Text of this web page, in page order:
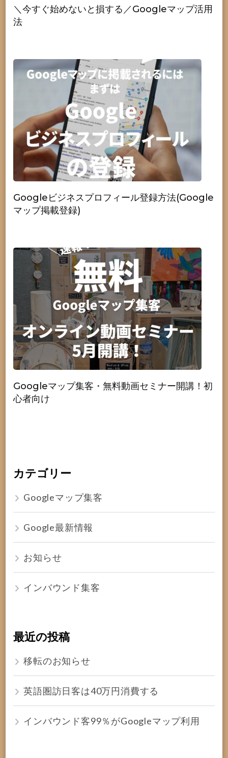
＼今すぐ始めないと損する／Googleマップ活用
法
Googleビジネスプロフィール登録方法(Google
マップ掲載登録)
Googleマップ集客・無料動画セミナー開講！初
心者向け
カテゴリー
Googleマップ集客
Google最新情報
お知らせ
インバウンド集客
最近の投稿
移転のお知らせ
英語圏訪日客は40万円消費する
インバウンド客99％がGoogleマップ利用